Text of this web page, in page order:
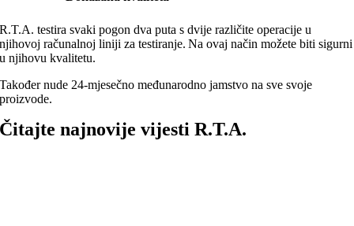
R.T.A. testira svaki pogon dva puta s dvije različite operacije u
njihovoj računalnoj liniji za testiranje. Na ovaj način možete biti sigurni
u njihovu kvalitetu.
Također nude 24-mjesečno međunarodno jamstvo na sve svoje
proizvode.
Čitajte najnovije vijesti R.T.A.